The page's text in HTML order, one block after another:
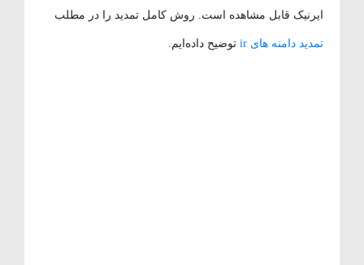
ایرنیک قابل مشاهده است. روش کامل تمدید را در مطلب
تمدید دامنه های ir توضیح داده‌ایم.